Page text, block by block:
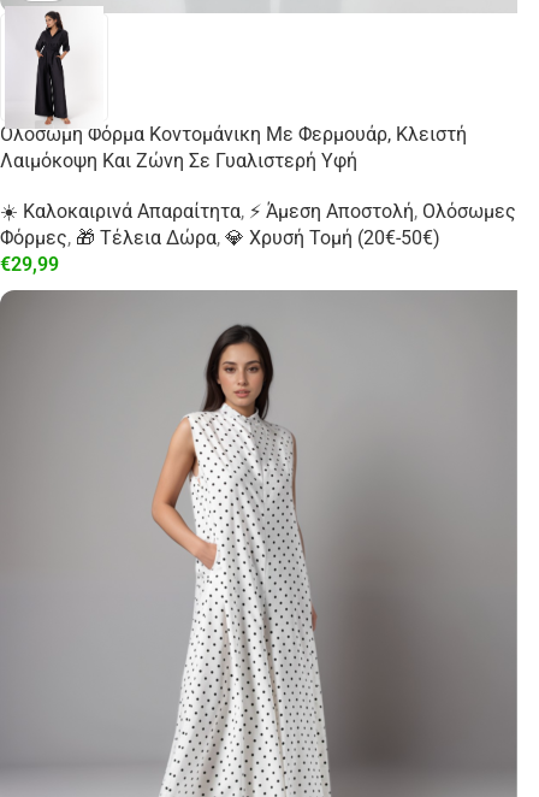
Ολόσωμη Φόρμα Κοντομάνικη Με Φερμουάρ, Κλειστή
Λαιμόκοψη Και Ζώνη Σε Γυαλιστερή Υφή
☀️ Καλοκαιρινά Απαραίτητα, ⚡ Άμεση Αποστολή, Ολόσωμες
Φόρμες, 🎁 Τέλεια Δώρα, 💎 Χρυσή Τομή (20€-50€)
€29,99